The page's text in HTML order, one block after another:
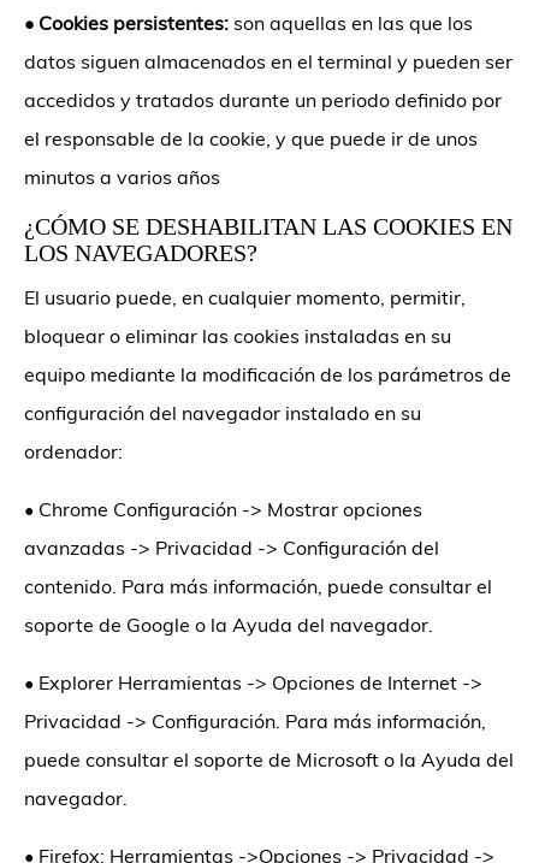
• Cookies persistentes: son aquellas en las que los
datos siguen almacenados en el terminal y pueden ser
accedidos y tratados durante un periodo definido por
el responsable de la cookie, y que puede ir de unos
minutos a varios años
¿CÓMO SE DESHABILITAN LAS COOKIES EN
LOS NAVEGADORES?
El usuario puede, en cualquier momento, permitir,
bloquear o eliminar las cookies instaladas en su
equipo mediante la modificación de los parámetros de
configuración del navegador instalado en su
ordenador:
• Chrome Configuración -> Mostrar opciones
avanzadas -> Privacidad -> Configuración del
contenido. Para más información, puede consultar el
soporte de Google o la Ayuda del navegador.
• Explorer Herramientas -> Opciones de Internet ->
Privacidad -> Configuración. Para más información,
puede consultar el soporte de Microsoft o la Ayuda del
navegador.
• Firefox: Herramientas ->Opciones -> Privacidad ->